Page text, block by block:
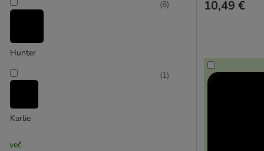
Zatezne ovratnice
TIAKI
Hunter
(8)
Karlie
(1)
več
10,49 €